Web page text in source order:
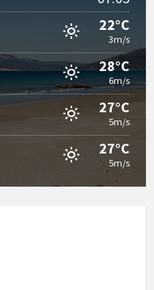
22°C
3m/s
28°C
6m/s
27°C
5m/s
27°C
5m/s